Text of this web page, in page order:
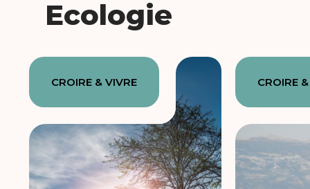
Ecologie
CROIRE & VIVRE CROIRE